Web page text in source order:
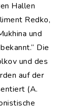
Hallen
Redko,
und
Die
und des
auf der
(A.